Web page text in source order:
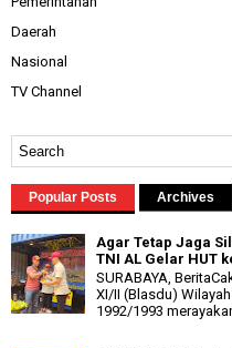
Daerah
Nasional
TV Channel
Popular Posts Archives
Agar Tetap Jaga
TNI AL Gelar HUT
SURABAYA,
XI/II (Blasdu)
1992/1993